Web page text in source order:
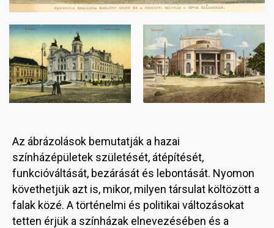
Image Image
Az ábrázolások bemutatják a hazai
színházépületek születését, átépítését,
funkcióváltását, bezárását és lebontását. Nyomon
követhetjük azt is, mikor, milyen társulat költözött a
falak közé. A történelmi és politikai változásokat
tetten érjük a színházak elnevezésében és a